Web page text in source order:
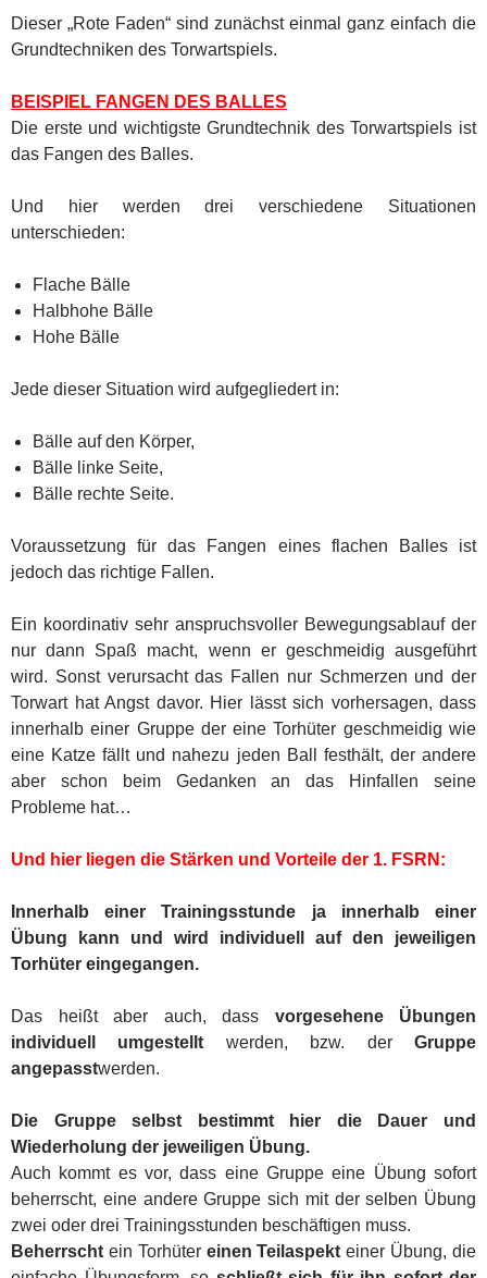
Dieser „Rote Faden“ sind zunächst einmal ganz einfach die
Grundtechniken des Torwartspiels.
BEISPIEL FANGEN DES BALLES
Die erste und wichtigste Grundtechnik des Torwartspiels ist
das Fangen des Balles.
Und hier werden drei verschiedene Situationen
unterschieden:
Flache Bälle
Halbhohe Bälle
Hohe Bälle
Jede dieser Situation wird aufgegliedert in:
Bälle auf den Körper,
Bälle linke Seite,
Bälle rechte Seite.
Voraussetzung für das Fangen eines flachen Balles ist
jedoch das richtige Fallen.
Ein koordinativ sehr anspruchsvoller Bewegungsablauf der
nur dann Spaß macht, wenn er geschmeidig ausgeführt
wird. Sonst verursacht das Fallen nur Schmerzen und der
Torwart hat Angst davor. Hier lässt sich vorhersagen, dass
innerhalb einer Gruppe der eine Torhüter geschmeidig wie
eine Katze fällt und nahezu jeden Ball festhält, der andere
aber schon beim Gedanken an das Hinfallen seine
Probleme hat…
Und hier liegen die Stärken und Vorteile der 1. FSRN:
Innerhalb einer Trainingsstunde ja innerhalb einer
Übung kann und wird individuell auf den jeweiligen
Torhüter eingegangen.
Das heißt aber auch, dass vorgesehene Übungen
individuell umgestellt werden, bzw. derGruppe
angepasstwerden.
Die Gruppe selbst bestimmt hier die Dauer und
Wiederholung der jeweiligen Übung.
Auch kommt es vor, dass eine Gruppe eine Übung sofort
beherrscht, eine andere Gruppe sich mit der selben Übung
zwei oder drei Trainingsstunden beschäftigen muss.
Beherrscht ein Torhüter einen Teilaspekt einer Übung, die